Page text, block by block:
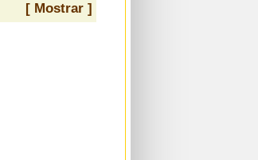
[ Mostrar ]